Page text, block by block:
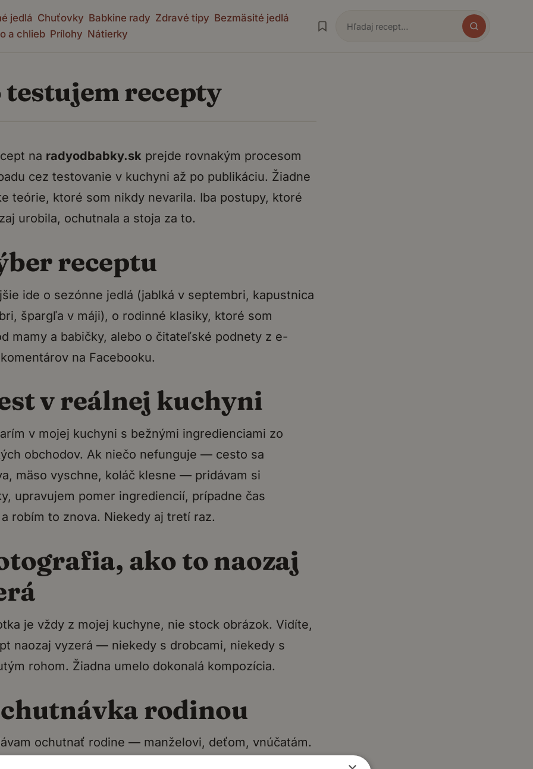
jedlá Chuťovky Babkine rady Zdravé tipy Bezmäsité jedlá
a chlieb Prílohy Nátierky Hľadať
testujem recepty
na radyodbabky.sk prejde rovnakým procesom
cez testovanie v kuchyni až po publikáciu. Žiadne
teórie, ktoré som nikdy nevarila. Iba postupy, ktoré
urobila, ochutnala a stoja za to.
receptu
ide o sezónne jedlá (jablká v septembri, kapustnica
špargľa v máji), o rodinné klasiky, ktoré som
mamy a babičky, alebo o čitateľské podnety z e-
na Facebooku.
v reálnej kuchyni
v mojej kuchyni s bežnými ingredienciami zo
obchodov. Ak niečo nefunguje — cesto sa
mäso vyschne, koláč klesne — pridávam si
upravujem pomer ingrediencií, prípadne čas
robím to znova. Niekedy aj tretí raz.
ako to naozaj
je vždy z mojej kuchyne, nie stock obrázok. Vidíte,
naozaj vyzerá — niekedy s drobcami, niekedy s
rohom. Žiadna umelo dokonalá kompozícia.
rodinou
ochutnať rodine — manželovi, deťom, vnúčatám.